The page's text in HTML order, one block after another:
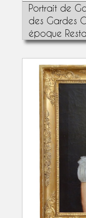
Portrait de
des Gardes
époque